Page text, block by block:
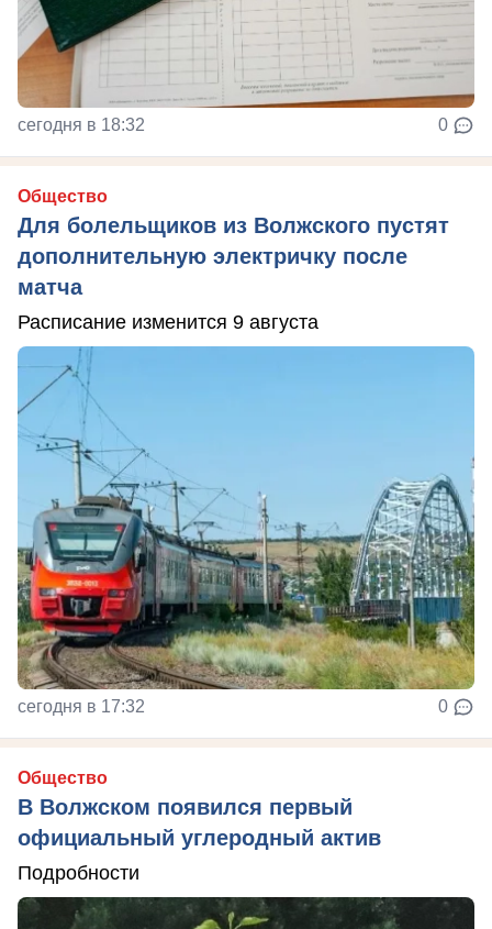
сегодня в 18:32 0
Общество
Для болельщиков из Волжского пустят
дополнительную электричку после
матча
Расписание изменится 9 августа
сегодня в 17:32 0
Общество
В Волжском появился первый
официальный углеродный актив
Подробности